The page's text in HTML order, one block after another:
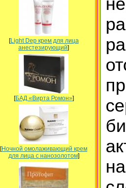
[Light Dep крем для лица
анестезирующий]
[БАД «Вирта Ромон»]
[Ночной омолаживающий крем
для лица с нанозолотом]